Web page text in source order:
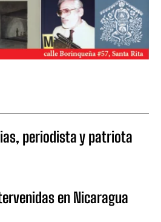
periodista y patriota
en Nicaragua